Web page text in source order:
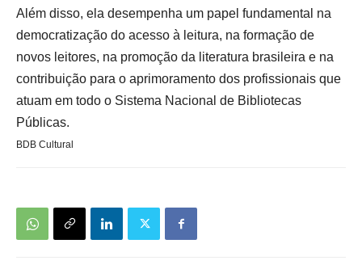
Além disso, ela desempenha um papel fundamental na
democratização do acesso à leitura, na formação de
novos leitores, na promoção da literatura brasileira e na
contribuição para o aprimoramento dos profissionais que
atuam em todo o Sistema Nacional de Bibliotecas
Públicas.
BDB Cultural